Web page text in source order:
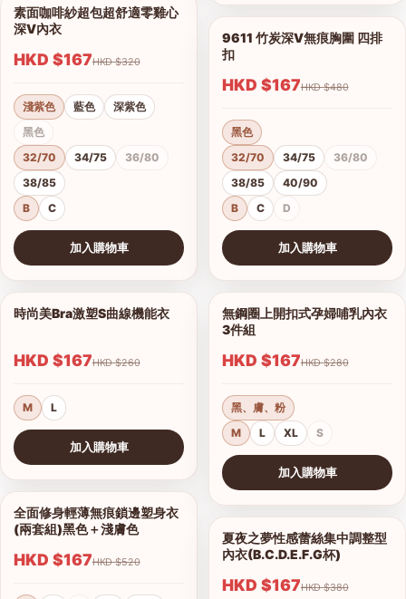
1/14
素面咖啡紗超包超舒適零雞心
深V內衣
HKD $167 HKD $320
淺紫色 藍色
深紫色
黑色
32/70
34/75
36/80
38/85
B
C
加入購物車
1/2
查看圖片
時尚美Bra激塑S曲線機能衣
HKD $167 HKD $260
M L
加入購物車
1/10
查看圖片
全面修身輕薄無痕鎖邊塑身衣
(兩套組)黑色＋淺膚色
HKD $167 HKD $520
1/7
9611 竹炭深V無痕胸圍 四排
扣
HKD $167 HKD $480
黑色
32/70
34/75
36/80
38/85
40/90
B
C D
加入購物車
1/3
查看圖片
無鋼圈上開扣式孕婦哺乳內衣
3件組
HKD $167 HKD $280
黑、膚、粉
M
L XL S
加入購物車
1/15
查看圖片
夏夜之夢性感蕾絲集中調整型
內衣(B.C.D.E.F.G杯)
HKD $167 HKD $380
港澳中文